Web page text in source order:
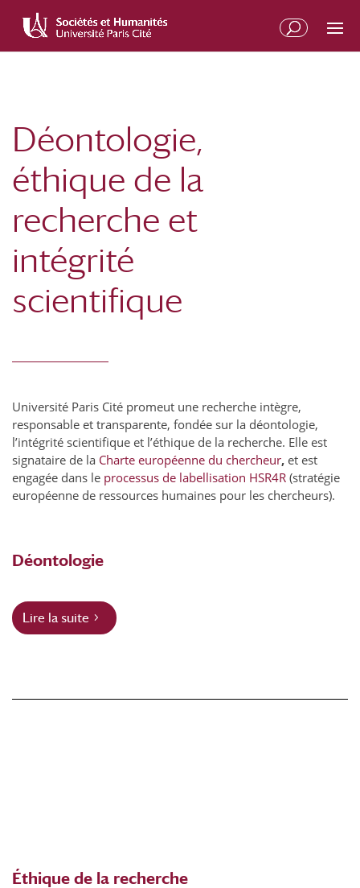
contenu
Déontologie,
éthique de la
recherche et
intégrité
scientifique
Université Paris Cité promeut une recherche intègre,
responsable et transparente, fondée sur la déontologie,
l’intégrité scientifique et l’éthique de la recherche. Elle est
signataire de la Charte européenne du chercheur, et est
engagée dans le processus de labellisation HSR4R (stratégie
européenne de ressources humaines pour les chercheurs).
Déontologie
Lire la suite
Éthique de la recherche